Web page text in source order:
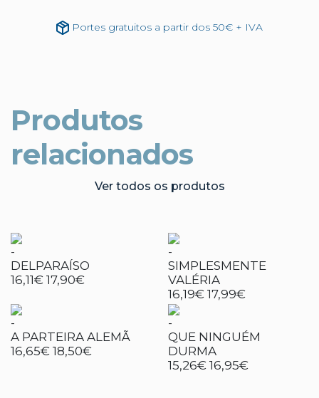
Portes gratuitos a partir dos 50€ + IVA
Produtos
relacionados
Ver todos os produtos
-
DELPARAÍSO
16,11€ 17,90€
-
SIMPLESMENTE
VALÉRIA
16,19€ 17,99€
-
A PARTEIRA ALEMÃ
16,65€ 18,50€
-
QUE NINGUÉM
DURMA
15,26€ 16,95€